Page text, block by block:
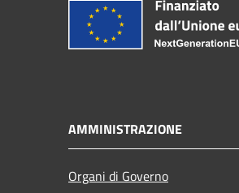
AMMINISTRAZIONE
Organi di Governo